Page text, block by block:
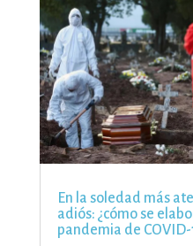
En la soledad más
adiós: ¿cómo se
pandemia de COVID-